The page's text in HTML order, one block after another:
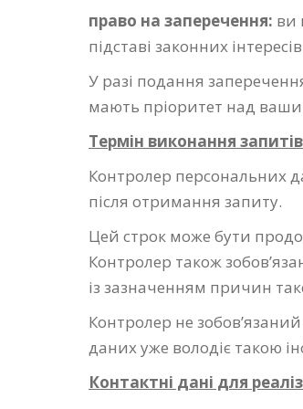
право на заперечення: ви
підставі законних
У разі подання
мають пріоритет над
Термін виконання запитів
Контролер персональних
після отримання запиту.
Цей строк може бути
Контролер також
із зазначенням причин
Контролер не
даних уже володіє такою
Контактні дані для